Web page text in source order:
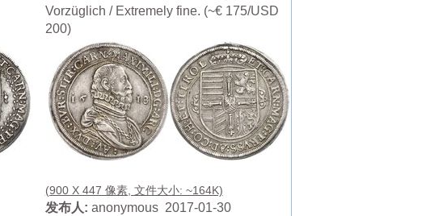
Vorzüglich / Extremely fine. (~€ 175/USD
200)
(900 X 447 像素, 文件大小: ~164K)
发布人: anonymous 2017-01-30